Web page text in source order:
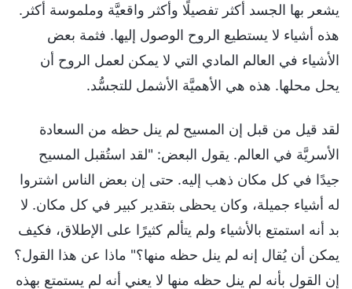
يشعر بها الجسد أكثر تفصيلًا وأكثر واقعيَّة وملموسة أكثر.
هذه أشياء لا يستطيع الروح الوصول إليها. فثمة بعض
الأشياء في العالم المادي التي لا يمكن لعمل الروح أن
يحل محلها. هذه هي الأهميَّة الأشمل للتجسُّد.
لقد قيل من قبل إن المسيح لم ينل حظه من السعادة
الأسريَّة في العالم. يقول البعض: "لقد استُقبل المسيح
جيدًا في كل مكان ذهب إليه. حتى إن بعض الناس اشتروا
له أشياء جميلة، وكان يحظى بتقدير كبير في كل مكان. لا
بد أنه استمتع بالأشياء ولم يتألم كثيرًا على الإطلاق، فكيف
يمكن أن يُقال إنه لم ينل حظه منها؟" ماذا عن هذا القول؟
إن القول بأنه لم ينل حظه منها لا يعني أنه لم يستمتع بهذه